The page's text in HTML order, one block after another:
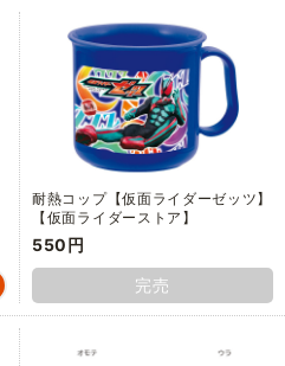
耐熱コップ【仮面ライダーゼッツ】
【仮面ライダーストア】
550円
完売